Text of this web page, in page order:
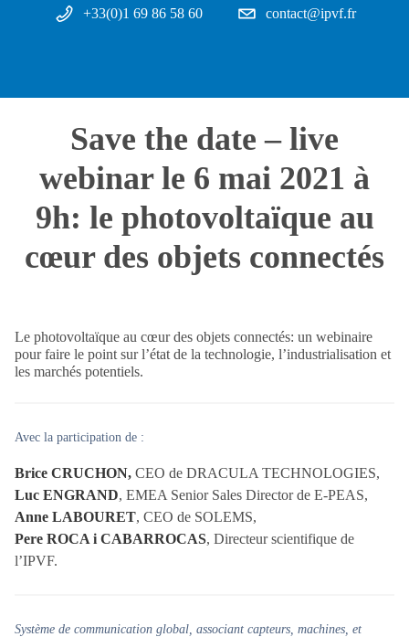
+33(0)1 69 86 58 60 contact@ipvf.fr
Save the date – live
webinar le 6 mai 2021 à
9h: le photovoltaïque au
cœur des objets connectés
Le photovoltaïque au cœur des objets connectés: un webinaire
pour faire le point sur l’état de la technologie, l’industrialisation et
les marchés potentiels.
Avec la participation de :
Brice CRUCHON, CEO de DRACULA TECHNOLOGIES,
Luc ENGRAND, EMEA Senior Sales Director de E-PEAS,
Anne LABOURET, CEO de SOLEMS,
Pere ROCA i CABARROCAS, Directeur scientifique de
l’IPVF.
Système de communication global, associant capteurs, machines, et